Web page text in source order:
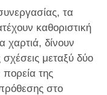
τα
καθοριστική
χαρτιά, δίνουν
σχέσεις μεταξύ δύο
της
στο